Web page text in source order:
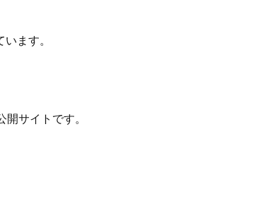
ます。
サイトです。